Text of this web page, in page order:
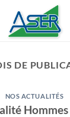
DE
NOS ACTUALITÉS